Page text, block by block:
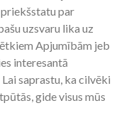
par
uzsvaru lika uz
Apjumībām jeb
interesantā
saprastu, ka cilvēki
gide visus mūs